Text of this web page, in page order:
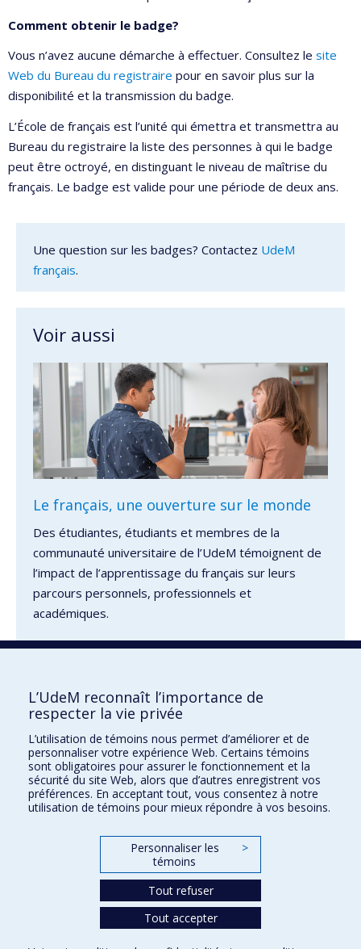
Comment obtenir le badge?
Vous n’avez aucune démarche à effectuer. Consultez le site
Web du Bureau du registraire pour en savoir plus sur la
disponibilité et la transmission du badge.
L’École de français est l’unité qui émettra et transmettra au
Bureau du registraire la liste des personnes à qui le badge
peut être octroyé, en distinguant le niveau de maîtrise du
français. Le badge est valide pour une période de deux ans.
Une question sur les badges? Contactez UdeM
français.
Voir aussi
Le français, une ouverture sur le monde
Des étudiantes, étudiants et membres de la
communauté universitaire de l’UdeM témoignent de
l’impact de l’apprentissage du français sur leurs
parcours personnels, professionnels et
académiques.
UdeM français
Pavillon J.-A.-DeSève
2332, boul. Édouard-Montpetit Bureau C-4511
Montréal QC H3T 1J4
Nous joindre
L’UdeM reconnaît l’importance de
respecter la vie privée
L’utilisation de témoins nous permet d’améliorer et de
personnaliser votre expérience Web. Certains témoins
sont obligatoires pour assurer le fonctionnement et la
sécurité du site Web, alors que d’autres enregistrent vos
préférences. En acceptant tout, vous consentez à notre
utilisation de témoins pour mieux répondre à vos besoins.
Personnaliser les
témoins
>
Tout refuser
Tout accepter